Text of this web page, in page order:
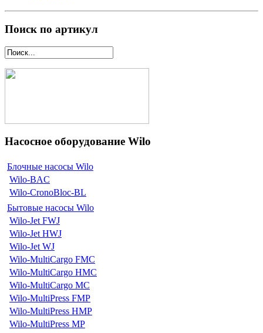
Поиск по артикул
Насосное оборудование Wilo
Блочные насосы Wilo
Wilo-BAC
Wilo-CronoBloc-BL
Бытовые насосы Wilo
Wilo-Jet FWJ
Wilo-Jet HWJ
Wilo-Jet WJ
Wilo-MultiCargo FMC
Wilo-MultiCargo HMC
Wilo-MultiCargo MC
Wilo-MultiPress FMP
Wilo-MultiPress HMP
Wilo-MultiPress MP